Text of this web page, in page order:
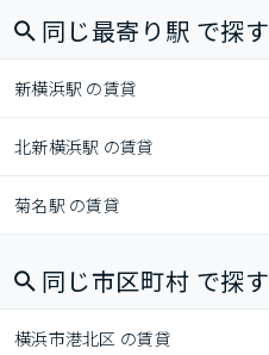
同じ最寄り駅 で探す
新横浜駅 の賃貸
北新横浜駅 の賃貸
菊名駅 の賃貸
同じ市区町村 で探す
横浜市港北区 の賃貸